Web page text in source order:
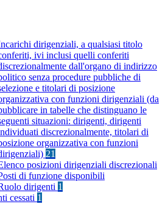
dirigenziali, a qualsiasi titolo
ivi inclusi quelli conferiti
dall'organo di indirizzo
senza procedure pubbliche di
e titolari di posizione
con funzioni dirigenziali (da
in tabelle che distinguano le
situazioni: dirigenti, dirigenti
discrezionalmente, titolari di
organizzativa con funzioni
21
posizioni dirigenziali discrezionali
di funzione disponibili
dirigenti 1
cessati 1